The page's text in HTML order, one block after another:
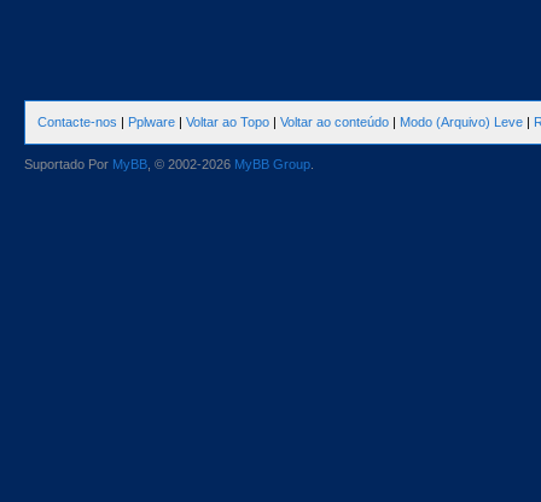
Contacte-nos | Pplware | Voltar ao Topo | Voltar ao conteúdo | Modo (Arquivo) Leve |
Suportado Por MyBB , © 2002-2026 MyBB Group